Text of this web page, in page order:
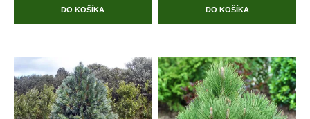
DO KOŠÍKA DO KOŠÍKA